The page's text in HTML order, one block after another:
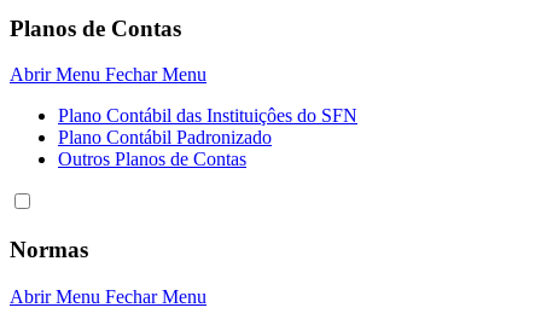
Planos de Contas
Abrir Menu Fechar Menu
Plano Contábil das Instituiçôes do SFN
Plano Contábil Padronizado
Outros Planos de Contas
Normas
Abrir Menu Fechar Menu